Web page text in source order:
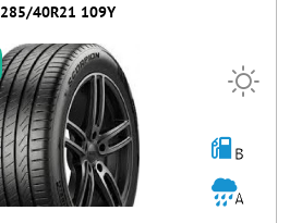
285/40R21 109Y
B
A